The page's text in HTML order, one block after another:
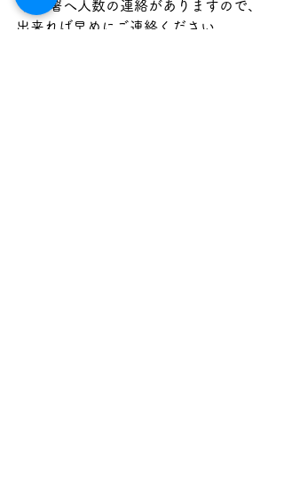
磯子署へ人数の連絡がありますので、
出来れば早めにご連絡ください。